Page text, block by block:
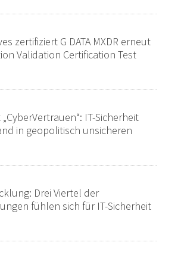
zertifiziert G DATA MXDR erneut
Validation Certification Test
„CyberVertrauen“: IT-Sicherheit
in geopolitisch unsicheren
Drei Viertel der
fühlen sich für IT-Sicherheit